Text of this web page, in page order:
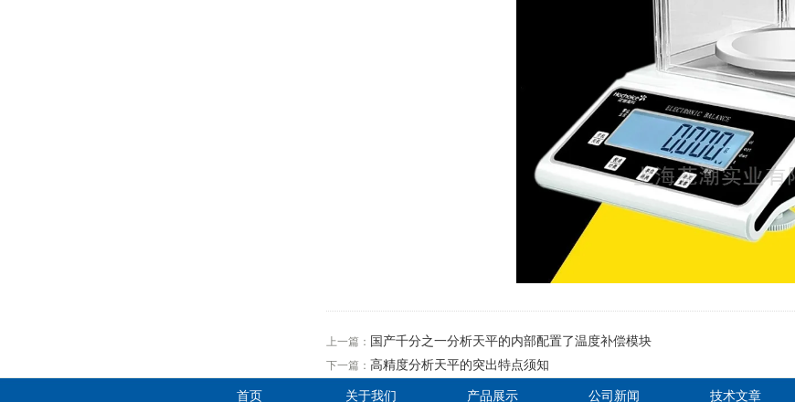
上一篇： 国产千分之一分析天平的内部配置了温度补偿模块
下一篇： 高精度分析天平的突出特点须知
首页 关于我们 产品展示 公司新闻 技术文章